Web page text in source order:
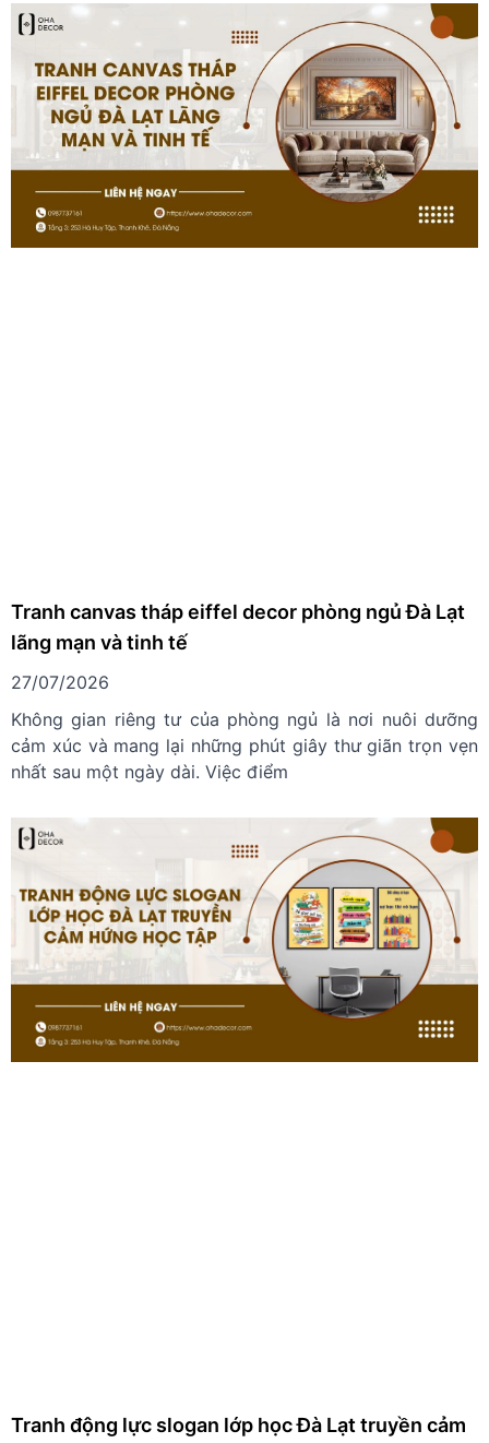
Tranh canvas tháp eiffel decor phòng ngủ Đà Lạt
lãng mạn và tinh tế
27/07/2026
Không gian riêng tư của phòng ngủ là nơi nuôi dưỡng
cảm xúc và mang lại những phút giây thư giãn trọn vẹn
nhất sau một ngày dài. Việc điểm
Tranh động lực slogan lớp học Đà Lạt truyền cảm